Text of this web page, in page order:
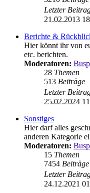
Letzter
21.02.2013
Berichte &
Hier könnt ihr von
etc. berichten.
Moderatoren:
28 Themen
513 Beiträge
Letzter
25.02.2024
Sonstiges
Hier darf alles
anderen Kategorie
Moderatoren:
15 Themen
7454 Beiträge
Letzter
24.12.2021